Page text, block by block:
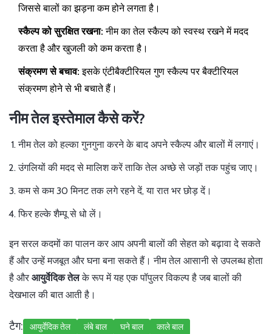
जिससे बालों का झड़ना कम होने लगता है।
स्कैल्प को सुरक्षित रखना: नीम का तेल स्कैल्प को स्वस्थ रखने में मदद
करता है और खुजली को कम करता है।
संक्रमण से बचाव: इसके एंटीबैक्टीरियल गुण स्कैल्प पर बैक्टीरियल
संक्रमण होने से भी बचाते हैं।
नीम तेल इस्तेमाल कैसे करें?
नीम तेल को हल्का गुनगुना करने के बाद अपने स्कैल्प और बालों में लगाएं।
उंगलियों की मदद से मालिश करें ताकि तेल अच्छे से जड़ों तक पहुंच जाए।
कम से कम 30 मिनट तक लगे रहने दें, या रात भर छोड़ दें।
फिर हल्के शैम्पू से धो लें।
इन सरल कदमों का पालन कर आप अपनी बालों की सेहत को बढ़ावा दे सकते
हैं और उन्हें मजबूत और घना बना सकते हैं। नीम तेल आसानी से उपलब्ध होता
है और आयुर्वेदिक तेलके रूप में यह एक पॉपुलर विकल्प है जब बालों की
देखभाल की बात आती है।
टैग: आयुर्वेदिक तेल लंबे बाल घने बाल काले बाल